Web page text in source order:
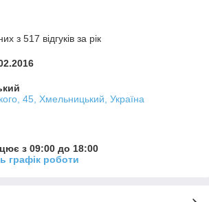
з 517 відгуків за рік
45, Хмельницький, Україна
з 09:00 до 18:00
графік роботи